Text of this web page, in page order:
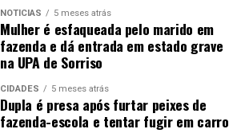
NOTÍCIAS 5 meses atrás
Mulher é esfaqueada pelo marido em
fazenda e dá entrada em estado grave
na UPA de Sorriso
CIDADES 5 meses atrás
Dupla é presa após furtar peixes de
fazenda-escola e tentar fugir em carro